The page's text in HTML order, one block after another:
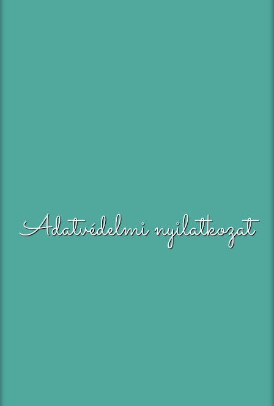
Adatvédelmi nyilatkozat